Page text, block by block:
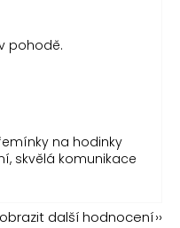
pohodě.
je 5 z 5 hvězdiček.
na hodinky
skvělá komunikace
další hodnocení